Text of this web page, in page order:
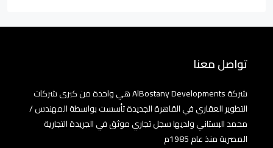
تواصل معنا
شركة AlBostany Developments هي واحدة من كبرى شركات
التطوير العقاري في القاهرة الجديدة تأسست بواسطة المهندس /
محمد البستاني ولديها سجل تجاري موثق في الجريدة التجارية
المصرية منذ عام 1985م